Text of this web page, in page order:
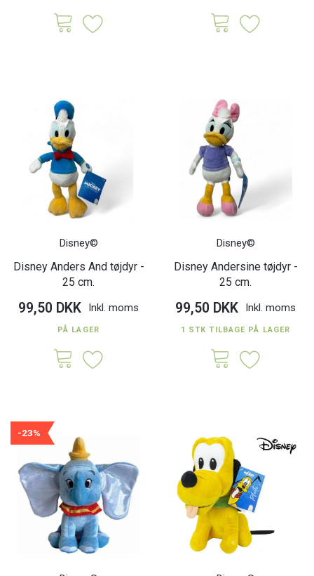
Disney©
Disney Anders And tøjdyr -
25 cm.
99,50 DKK Inkl. moms
PÅ LAGER
Disney©
Disney Andersine tøjdyr -
25 cm.
99,50 DKK Inkl. moms
1 STK TILBAGE PÅ LAGER
-23%